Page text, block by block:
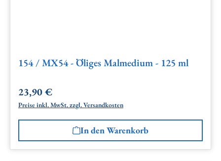
154 / MX54 - Öliges Malmedium - 125 ml
Regulärer Preis:
23,90 €
Preise inkl. MwSt. zzgl. Versandkosten
In den Warenkorb